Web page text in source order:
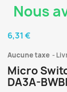
Nous
6,31 €
Aucune taxe
Micro
DA3A-